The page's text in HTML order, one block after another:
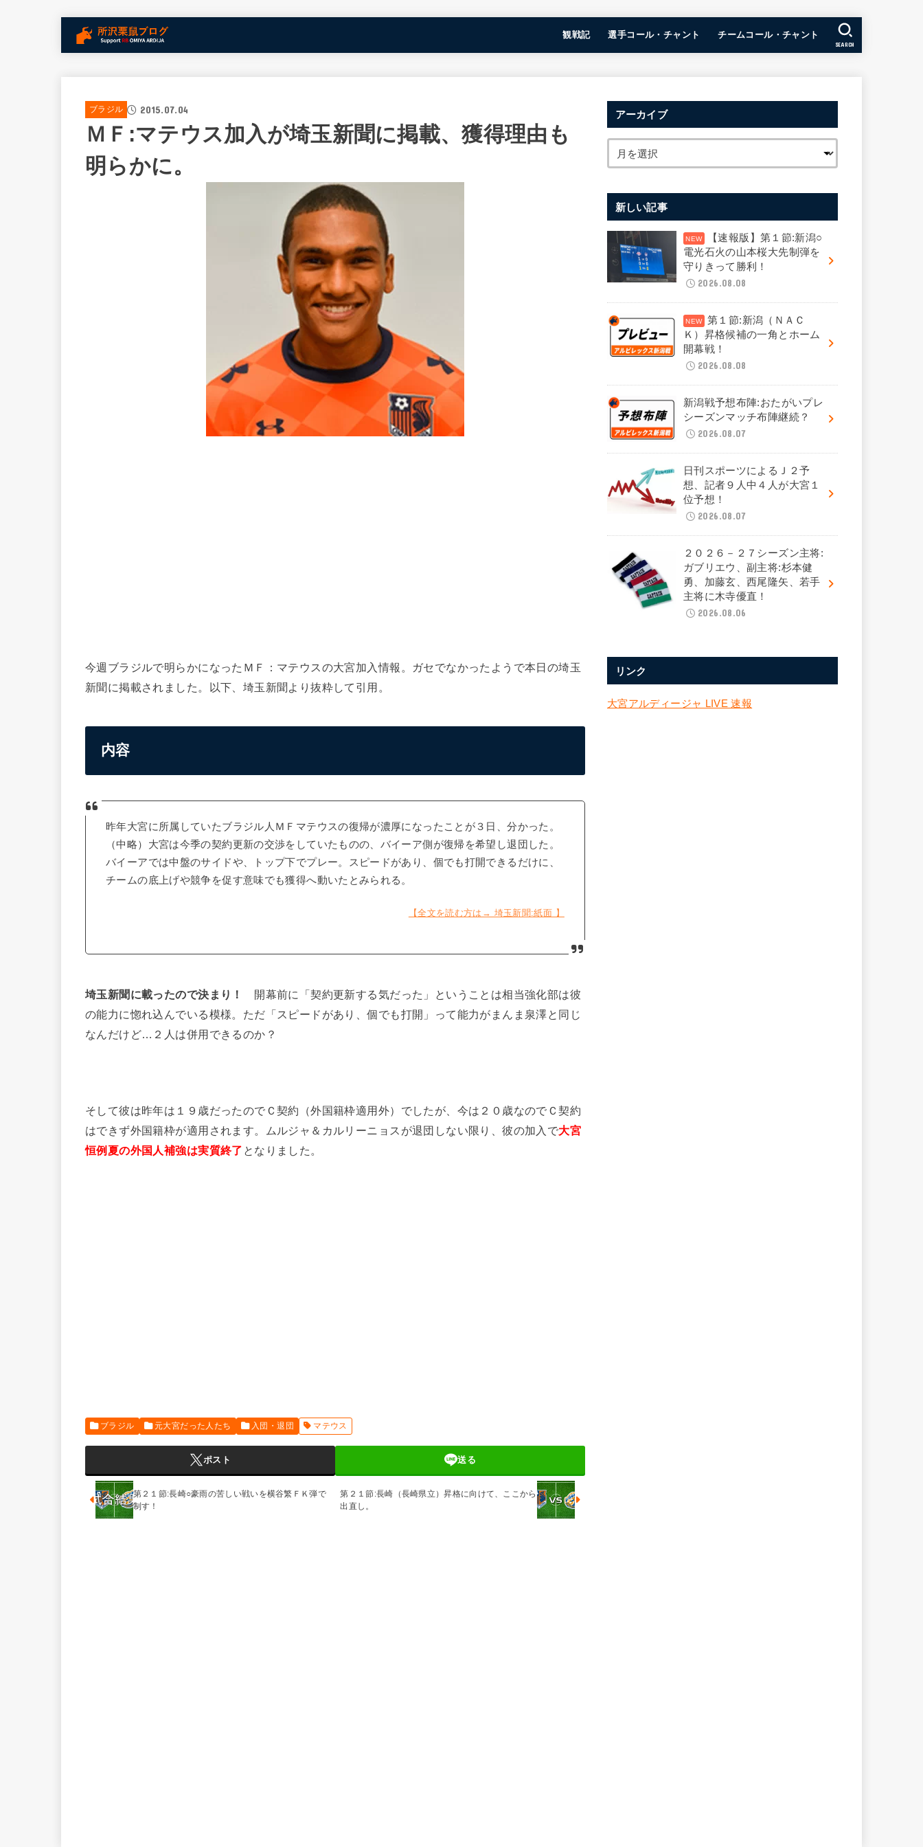
観戦記 選手コール・チャント チームコール・チャント
SEARCH
ブラジル 2015.07.04
ＭＦ:マテウス加入が埼玉新聞に掲載、獲得理由も
明らかに。
今週ブラジルで明らかになったＭＦ：マテウスの大宮加入情報。ガセでなかったようで本日の埼玉
新聞に掲載されました。以下、埼玉新聞より抜粋して引用。
内容
昨年大宮に所属していたブラジル人ＭＦマテウスの復帰が濃厚になったことが３日、分かった。
（中略）大宮は今季の契約更新の交渉をしていたものの、バイーア側が復帰を希望し退団した。
バイーアでは中盤のサイドや、トップ下でプレー。スピードがあり、個でも打開できるだけに、
チームの底上げや競争を促す意味でも獲得へ動いたとみられる。
【全文を読む方は→ 埼玉新聞:紙面 】
埼玉新聞に載ったので決まり！
開幕前に「契約更新する気だった」ということは相当強化部は彼
の能力に惚れ込んでいる模様。ただ「スピードがあり、個でも打開」って能力がまんま泉澤と同じ
なんだけど…２人は併用できるのか？
そして彼は昨年は１９歳だったのでＣ契約（外国籍枠適用外）でしたが、今は２０歳なのでＣ契約
はできず外国籍枠が適用されます。ムルジャ＆カルリーニョスが退団しない限り、彼の加入で大宮
恒例夏の外国人補強は実質終了 となりました。
ブラジル 元大宮だった人たち 入団・退団 マテウス
ポスト 送る
第２１節:長崎○豪雨の苦しい戦いを横谷繁ＦＫ弾で
制す！
第２１節:長崎（長崎県立）昇格に向けて、ここから
出直し。
アーカイブ
新しい記事
【速報版】第１節:新潟○
電光石火の山本桜大先制弾を
守りきって勝利！
2026.08.08
第１節:新潟（ＮＡＣ
Ｋ）昇格候補の一角とホーム
開幕戦！
2026.08.08
新潟戦予想布陣:おたがいプレ
シーズンマッチ布陣継続？
2026.08.07
日刊スポーツによるＪ２予
想、記者９人中４人が大宮１
位予想！
2026.08.07
２０２６－２７シーズン主将:
ガブリエウ、副主将:杉本健
勇、加藤玄、西尾隆矢、若手
主将に木寺優直！
2026.08.06
リンク
大宮アルディージャ LIVE 速報